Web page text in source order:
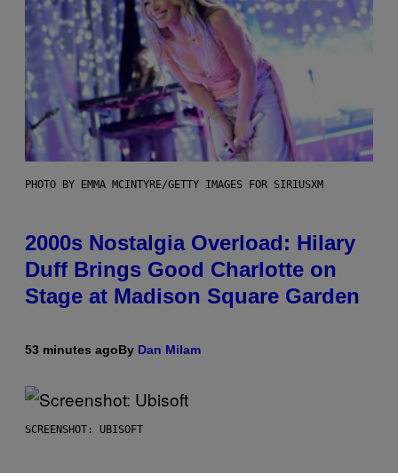
PHOTO BY EMMA MCINTYRE/GETTY IMAGES FOR SIRIUSXM
2000s Nostalgia Overload: Hilary
Duff Brings Good Charlotte on
Stage at Madison Square Garden
53 minutes agoBy Dan Milam
SCREENSHOT: UBISOFT